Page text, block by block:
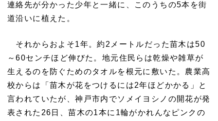
連絡先が分かった少年と一緒に、このうちの5本を街
道沿いに植えた。
それからおよそ1年。約2メートルだった苗木は50
～60センチほど伸びた。地元住民らは乾燥や雑草が
生えるのを防ぐためのタオルを根元に敷いた。農業高
校からは「苗木が花をつけるには2年ほどかかる」と
言われていたが、神戸市内でソメイヨシノの開花が発
表された26日、苗木の1本に1輪がかれんなピンクの